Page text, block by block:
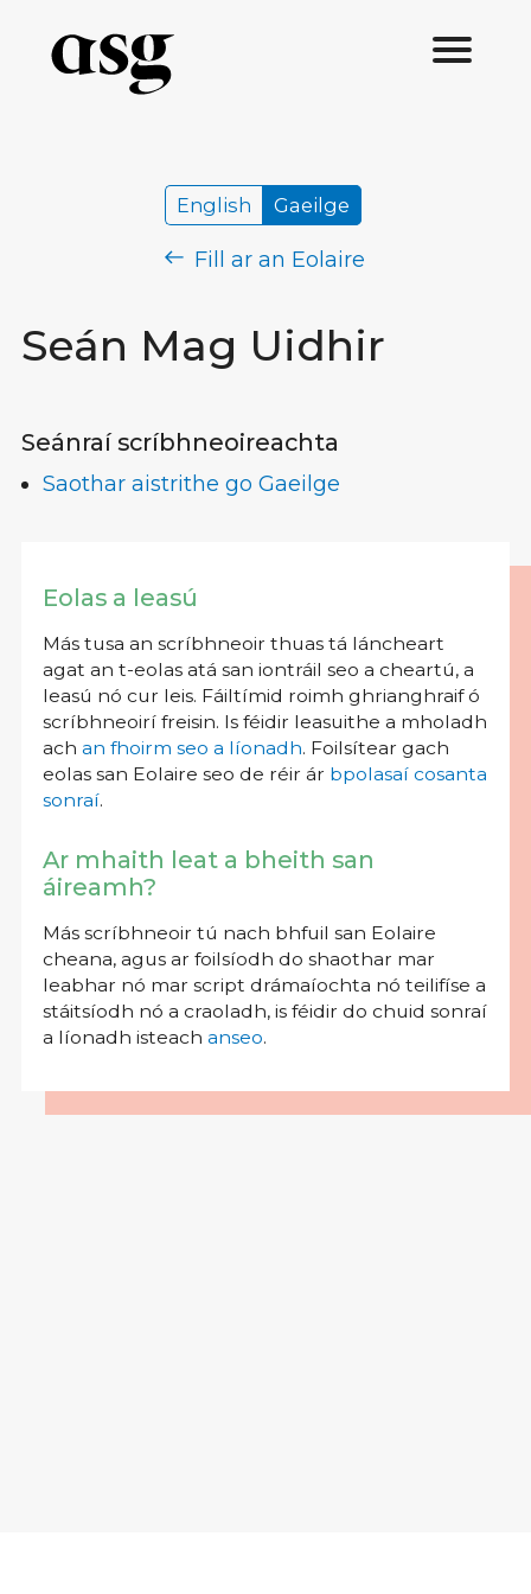
Seán Mag Uidhir
English Gaeilge
Fill ar an Eolaire
Seánraí scríbhneoireachta
Saothar aistrithe go Gaeilge
Eolas a leasú
Más tusa an scríbhneoir thuas tá láncheart
agat an t-eolas atá san iontráil seo a cheartú, a
leasú nó cur leis. Fáiltímid roimh ghrianghraif ó
scríbhneoirí freisin. Is féidir leasuithe a mholadh
ach an fhoirm seo a líonadh. Foilsítear gach
eolas san Eolaire seo de réir ár bpolasaí cosanta
sonraí.
Ar mhaith leat a bheith san
áireamh?
Más scríbhneoir tú nach bhfuil san Eolaire
cheana, agus ar foilsíodh do shaothar mar
leabhar nó mar script drámaíochta nó teilifíse a
stáitsíodh nó a craoladh, is féidir do chuid sonraí
a líonadh isteach anseo.